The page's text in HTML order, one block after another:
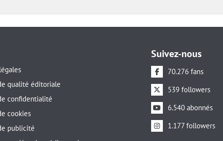
qualité éditoriale
confidentialité
cookies
publicité
Suivez-nous
70.276 fans
539 followers
6.540 abonnés
1.177 followers